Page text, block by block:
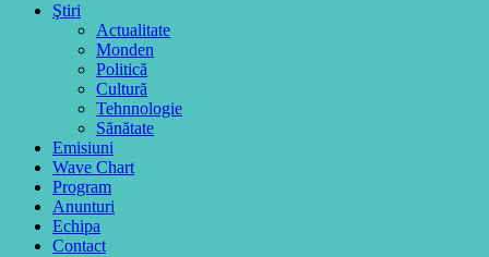
Ştiri
Actualitate
Monden
Politică
Cultură
Tehnnologie
Sănătate
Emisiuni
Wave Chart
Program
Anunturi
Echipa
Contact